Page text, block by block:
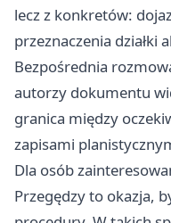
lecz z konkretów:
przeznaczenia działki
Bezpośrednia
autorzy dokumentu
granica między
zapisami
Dla osób
Przegędzy to okazja,